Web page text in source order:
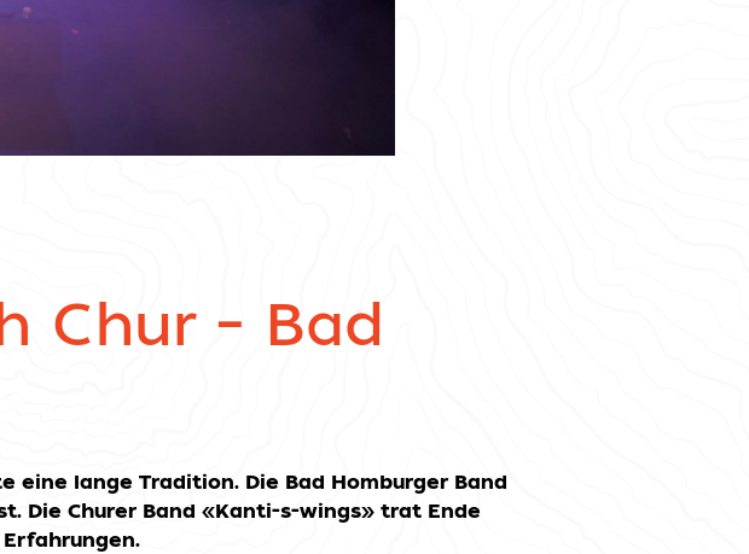
Chur – Bad
eine lange Tradition. Die Bad Homburger Band
Die Churer Band «Kanti-s-wings» trat Ende